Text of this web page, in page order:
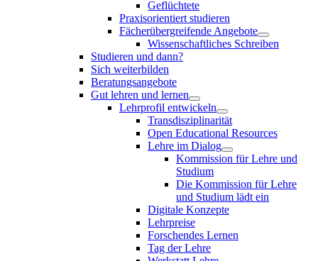
Geflüchtete
Praxisorientiert studieren
Fächerübergreifende Angebote
Wissenschaftliches Schreiben
Studieren und dann?
Sich weiterbilden
Beratungsangebote
Gut lehren und lernen
Lehrprofil entwickeln
Transdisziplinarität
Open Educational Resources
Lehre im Dialog
Kommission für Lehre und
Studium
Die Kommission für Lehre
und Studium lädt ein
Digitale Konzepte
Lehrpreise
Forschendes Lernen
Tag der Lehre